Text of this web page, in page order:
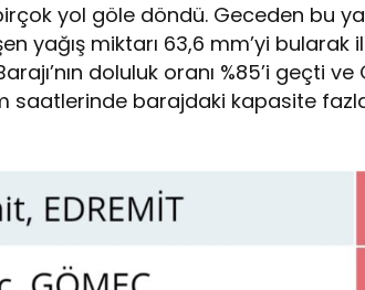
yol göle döndü. Geceden bu
yağış miktarı 63,6 mm’yi bularak
doluluk oranı %85’i geçti ve
saatlerinde barajdaki kapasite